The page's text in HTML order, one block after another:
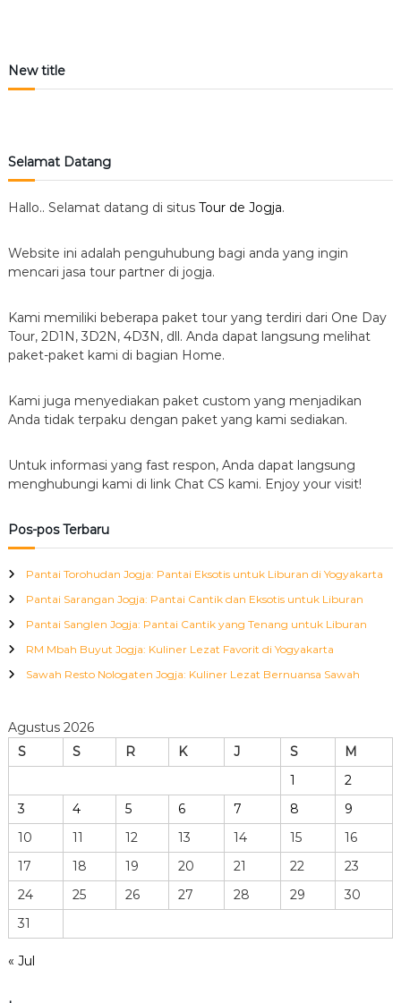
New title
Selamat Datang
Hallo.. Selamat datang di situs Tour de Jogja.
Website ini adalah penguhubung bagi anda yang ingin
mencari jasa tour partner di jogja.
Kami memiliki beberapa paket tour yang terdiri dari One Day
Tour, 2D1N, 3D2N, 4D3N, dll. Anda dapat langsung melihat
paket-paket kami di bagian Home.
Kami juga menyediakan paket custom yang menjadikan
Anda tidak terpaku dengan paket yang kami sediakan.
Untuk informasi yang fast respon, Anda dapat langsung
menghubungi kami di link Chat CS kami. Enjoy your visit!
Pos-pos Terbaru
Pantai Torohudan Jogja: Pantai Eksotis untuk Liburan di Yogyakarta
Pantai Sarangan Jogja: Pantai Cantik dan Eksotis untuk Liburan
Pantai Sanglen Jogja: Pantai Cantik yang Tenang untuk Liburan
RM Mbah Buyut Jogja: Kuliner Lezat Favorit di Yogyakarta
Sawah Resto Nologaten Jogja: Kuliner Lezat Bernuansa Sawah
Agustus 2026
S
S R K J S
M
1
2
3
4 5 6 7 8
9
10
11 12 13 14 15
16
17
18 19 20 21 22
23
24
25 26 27 28 29
30
31
« Jul